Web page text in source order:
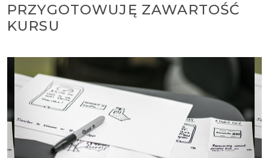
PRZYGOTOWUJĘ ZAWARTOŚĆ
KURSU